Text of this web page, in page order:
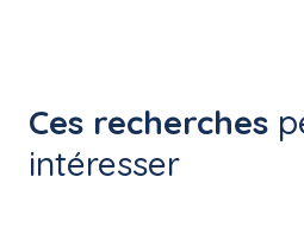
Ces recherches
intéresser